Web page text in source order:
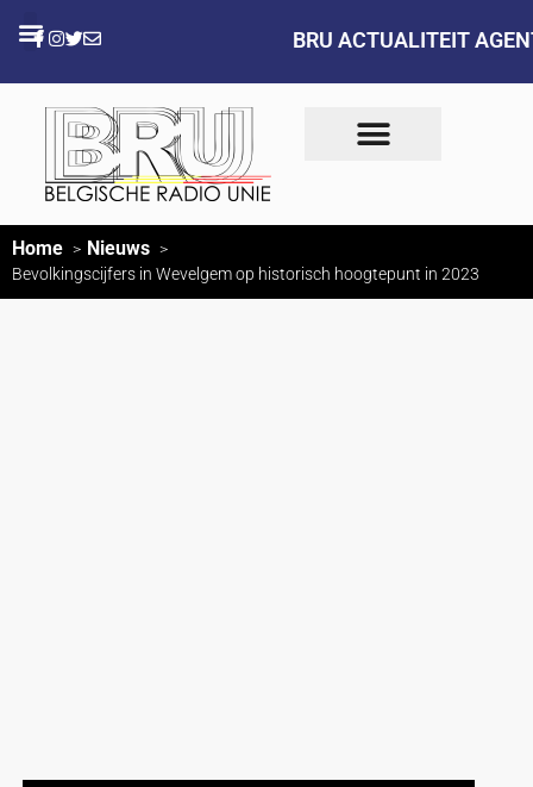
BRU ACTUALITEIT
Home Nieuws
Bevolkingscijfers in Wevelgem op historisch hoogtepunt in 2023